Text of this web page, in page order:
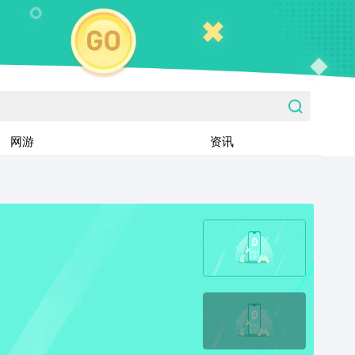
网游 资讯